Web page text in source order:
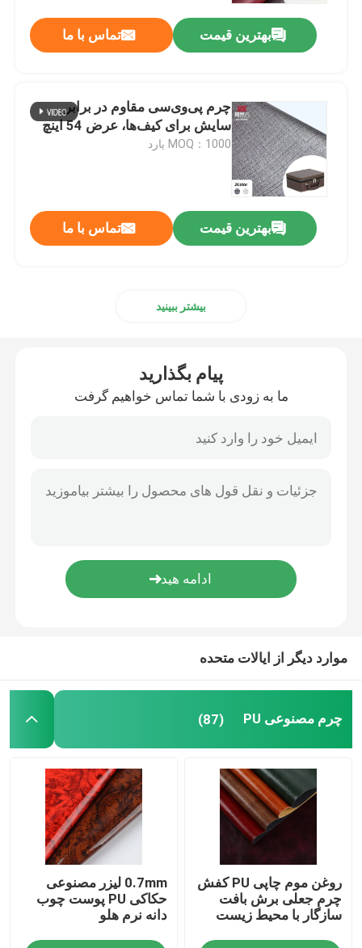
بهترین قیمت تماس با ما
چرم پی‌وی‌سی مقاوم در برابر
سایش برای کیف‌ها، عرض 54 اینچ
MOQ：1000 یارد
بهترین قیمت تماس با ما
بیشتر ببینید
پیام بگذارید
ما به زودی با شما تماس خواهیم گرفت
موارد دیگر از ایالات متحده
چرم مصنوعی PU (87)
روغن موم چاپی PU کفش
چرم جعلی برش بافت
سازگار با محیط زیست
0.7mm لیزر مصنوعی
حکاکی PU پوست چوب
دانه نرم هلو